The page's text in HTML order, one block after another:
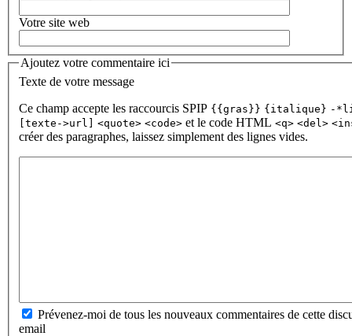
Votre site web
Ajoutez votre commentaire ici
Texte de votre message
Ce champ accepte les raccourcis SPIP {{gras}} {italique} -
[texte->url] <quote> <code> et le code HTML <q> <del>
créer des paragraphes, laissez simplement des lignes vides.
Prévenez-moi de tous les nouveaux commentaires de cette
email